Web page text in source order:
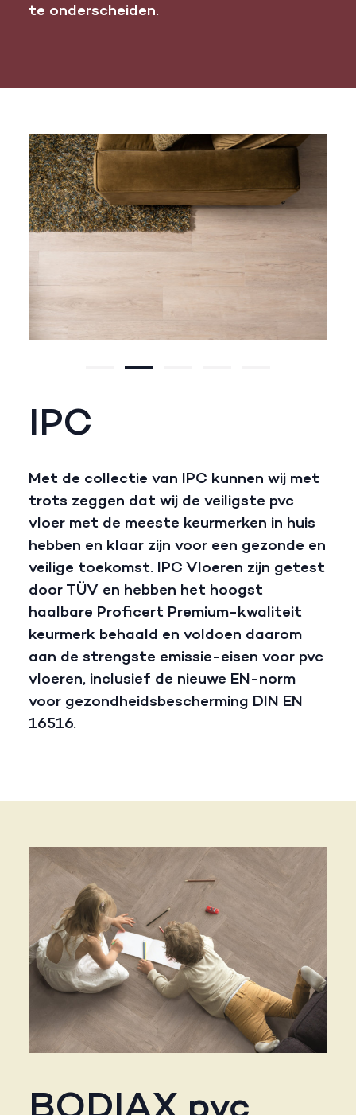
te onderscheiden.
IPC
Met de collectie van IPC kunnen wij met
trots zeggen dat wij de veiligste pvc
vloer met de meeste keurmerken in huis
hebben en klaar zijn voor een gezonde en
veilige toekomst. IPC Vloeren zijn getest
door TÜV en hebben het hoogst
haalbare Proficert Premium-kwaliteit
keurmerk behaald en voldoen daarom
aan de strengste emissie-eisen voor pvc
vloeren, inclusief de nieuwe EN-norm
voor gezondheidsbescherming DIN EN
16516.